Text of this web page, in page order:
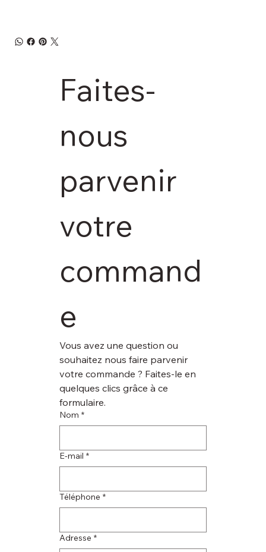
Faites-
nous
parvenir
votre
command
e
Vous avez une question ou
souhaitez nous faire parvenir
votre commande ? Faites-le en
quelques clics grâce à ce
formulaire.
Nom *
E‑mail *
Téléphone *
Adresse *